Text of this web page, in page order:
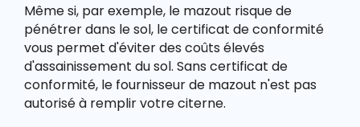
Même si, par exemple, le mazout risque de
pénétrer dans le sol, le certificat de conformité
vous permet d'éviter des coûts élevés
d'assainissement du sol. Sans certificat de
conformité, le fournisseur de mazout n'est pas
autorisé à remplir votre citerne.